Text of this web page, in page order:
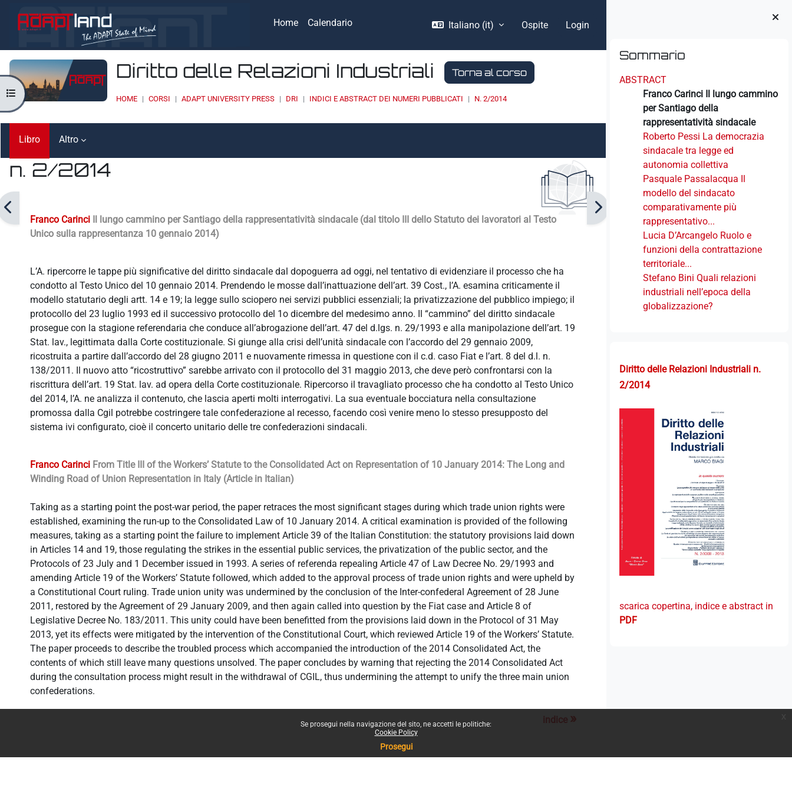
Se prosegui nella navigazione del sito, ne accetti le politiche:
Cookie Policy
Prosegui
Home Calendario Italiano ‎(it)‎ Ospite Login
Blocchi
Sommario
ABSTRACT
Franco Carinci Il lungo cammino
per Santiago della
rappresentatività sindacale
Roberto Pessi La democrazia
sindacale tra legge ed
autonomia collettiva
Pasquale Passalacqua Il
modello del sindacato
comparativamente più
rappresentativo...
Lucia D’Arcangelo Ruolo e
funzioni della contrattazione
territoriale...
Stefano Bini Quali relazioni
industriali nell’epoca della
globalizzazione?
Diritto delle Relazioni Industriali n.
2/2014
scarica copertina, indice e abstract in
PDF
Diritto delle Relazioni Industriali Torna al corso
HOME CORSI ADAPT UNIVERSITY PRESS DRI INDICI E ABSTRACT DEI NUMERI PUBBLICATI N. 2/2014
Apri indice del corso
Libro Altro
n. 2/2014
Aggregazione dei criteri
Franco Carinci Il lungo cammino per Santiago della rappresentatività sindacale (dal titolo III dello Statuto dei lavoratori al Testo
Unico sulla rappresentanza 10 gennaio 2014)
L’A. ripercorre le tappe più significative del diritto sindacale dal dopoguerra ad oggi, nel tentativo di evidenziare il processo che ha
condotto al Testo Unico del 10 gennaio 2014. Prendendo le mosse dall’inattuazione dell’art. 39 Cost., l’A. esamina criticamente il
modello statutario degli artt. 14 e 19; la legge sullo sciopero nei servizi pubblici essenziali; la privatizzazione del pubblico impiego; il
protocollo del 23 luglio 1993 ed il successivo protocollo del 1o dicembre del medesimo anno. Il “cammino” del diritto sindacale
prosegue con la stagione referendaria che conduce all’abrogazione dell’art. 47 del d.lgs. n. 29/1993 e alla manipolazione dell’art. 19
Stat. lav., legittimata dalla Corte costituzionale. Si giunge alla crisi dell’unità sindacale con l’accordo del 29 gennaio 2009,
ricostruita a partire dall’accordo del 28 giugno 2011 e nuovamente rimessa in questione con il c.d. caso Fiat e l’art. 8 del d.l. n.
138/2011. Il nuovo atto “ricostruttivo” sarebbe arrivato con il protocollo del 31 maggio 2013, che deve però confrontarsi con la
riscrittura dell’art. 19 Stat. lav. ad opera della Corte costituzionale. Ripercorso il travagliato processo che ha condotto al Testo Unico
del 2014, l’A. ne analizza il contenuto, che lascia aperti molti interrogativi. La sua eventuale bocciatura nella consultazione
promossa dalla Cgil potrebbe costringere tale confederazione al recesso, facendo così venire meno lo stesso presupposto del
sistema ivi configurato, cioè il concerto unitario delle tre confederazioni sindacali.
Franco Carinci From Title III of the Workers’ Statute to the Consolidated Act on Representation of 10 January 2014: The Long and
Winding Road of Union Representation in Italy (Article in Italian)
Taking as a starting point the post-war period, the paper retraces the most significant stages during which trade union rights were
established, examining the run-up to the Consolidated Law of 10 January 2014. A critical examination is provided of the following
measures, taking as a starting point the failure to implement Article 39 of the Italian Constitution: the statutory provisions laid down
in Articles 14 and 19, those regulating the strikes in the essential public services, the privatization of the public sector, and the
Protocols of 23 July and 1 December issued in 1993. A series of referenda repealing Article 47 of Law Decree No. 29/1993 and
amending Article 19 of the Workers’ Statute followed, which added to the approval process of trade union rights and were upheld by
a Constitutional Court ruling. Trade union unity was undermined by the conclusion of the Inter-confederal Agreement of 28 June
2011, restored by the Agreement of 29 January 2009, and then again called into question by the Fiat case and Article 8 of
Legislative Decree No. 183/2011. This unity could have been benefitted from the provisions laid down in the Protocol of 31 May
2013, yet its effects were mitigated by the intervention of the Constitutional Court, which reviewed Article 19 of the Workers’ Statute.
The paper proceeds to describe the troubled process which accompanied the introduction of the 2014 Consolidated Act, the
contents of which still leave many questions unsolved. The paper concludes by warning that rejecting the 2014 Consolidated Act
during the consultation process might result in the withdrawal of CGIL, thus undermining the attempt to unify the three main union
confederations.
indice »